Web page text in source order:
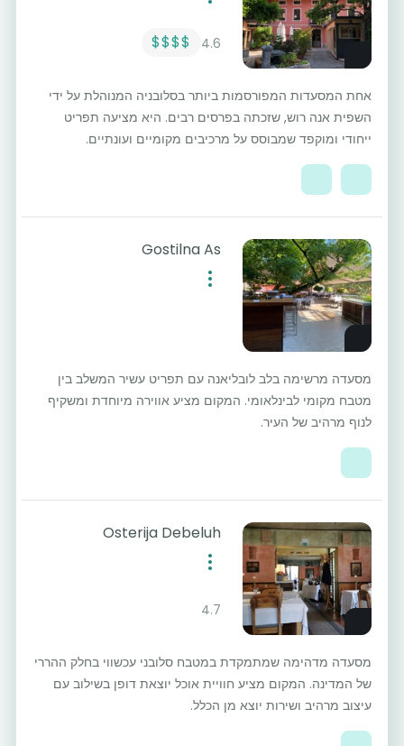
4.6
$$$$
אחת המסעדות המפורסמות ביותר בסלובניה המנוהלת על ידי
השפית אנה רוש, שזכתה בפרסים רבים. היא מציעה תפריט
ייחודי ומוקפד שמבוסס על מרכיבים מקומיים ועונתיים.
Gostilna As
מסעדה מרשימה בלב לובליאנה עם תפריט עשיר המשלב בין
מטבח מקומי לבינלאומי. המקום מציע אווירה מיוחדת ומשקיף
לנוף מרהיב של העיר.
Osterija Debeluh
4.7
מסעדה מדהימה שמתמקדת במטבח סלובני עכשווי בחלק ההררי
של המדינה. המקום מציע חוויית אוכל יוצאת דופן בשילוב עם
עיצוב מרהיב ושירות יוצא מן הכלל.